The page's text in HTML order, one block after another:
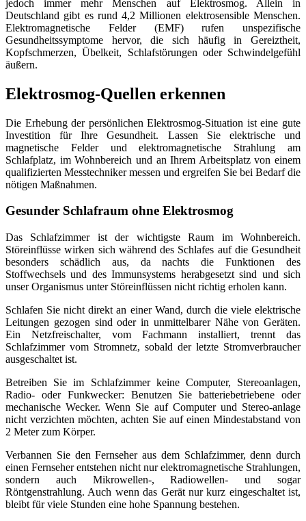
jedoch immer mehr Menschen auf Elektrosmog. Allein in
Deutschland gibt es rund 4,2 Millionen elektrosensible Menschen.
Elektromagnetische Felder (EMF) rufen unspezifische
Gesundheitssymptome hervor, die sich häufig in Gereiztheit,
Kopfschmerzen, Übelkeit, Schlafstörungen oder Schwindelgefühl
äußern.
Elektrosmog-Quellen erkennen
Die Erhebung der persönlichen Elektrosmog-Situation ist eine gute
Investition für Ihre Gesundheit. Lassen Sie elektrische und
magnetische Felder und elektromagnetische Strahlung am
Schlafplatz, im Wohnbereich und an Ihrem Arbeitsplatz von einem
qualifizierten Messtechniker messen und ergreifen Sie bei Bedarf die
nötigen Maßnahmen.
Gesunder Schlafraum ohne Elektrosmog
Das Schlafzimmer ist der wichtigste Raum im Wohnbereich.
Störeinflüsse wirken sich während des Schlafes auf die Gesundheit
besonders schädlich aus, da nachts die Funktionen des
Stoffwechsels und des Immunsystems herabgesetzt sind und sich
unser Organismus unter Störeinflüssen nicht richtig erholen kann.
Schlafen Sie nicht direkt an einer Wand, durch die viele elektrische
Leitungen gezogen sind oder in unmittelbarer Nähe von Geräten.
Ein Netzfreischalter, vom Fachmann installiert, trennt das
Schlafzimmer vom Stromnetz, sobald der letzte Stromverbraucher
ausgeschaltet ist.
Betreiben Sie im Schlafzimmer keine Computer, Stereoanlagen,
Radio- oder Funkwecker: Benutzen Sie batteriebetriebene oder
mechanische Wecker. Wenn Sie auf Computer und Stereo-anlage
nicht verzichten möchten, achten Sie auf einen Mindestabstand von
2 Meter zum Körper.
Verbannen Sie den Fernseher aus dem Schlafzimmer, denn durch
einen Fernseher entstehen nicht nur elektromagnetische Strahlungen,
sondern auch Mikrowellen-, Radiowellen- und sogar
Röntgenstrahlung. Auch wenn das Gerät nur kurz eingeschaltet ist,
bleibt für viele Stunden eine hohe Spannung bestehen.